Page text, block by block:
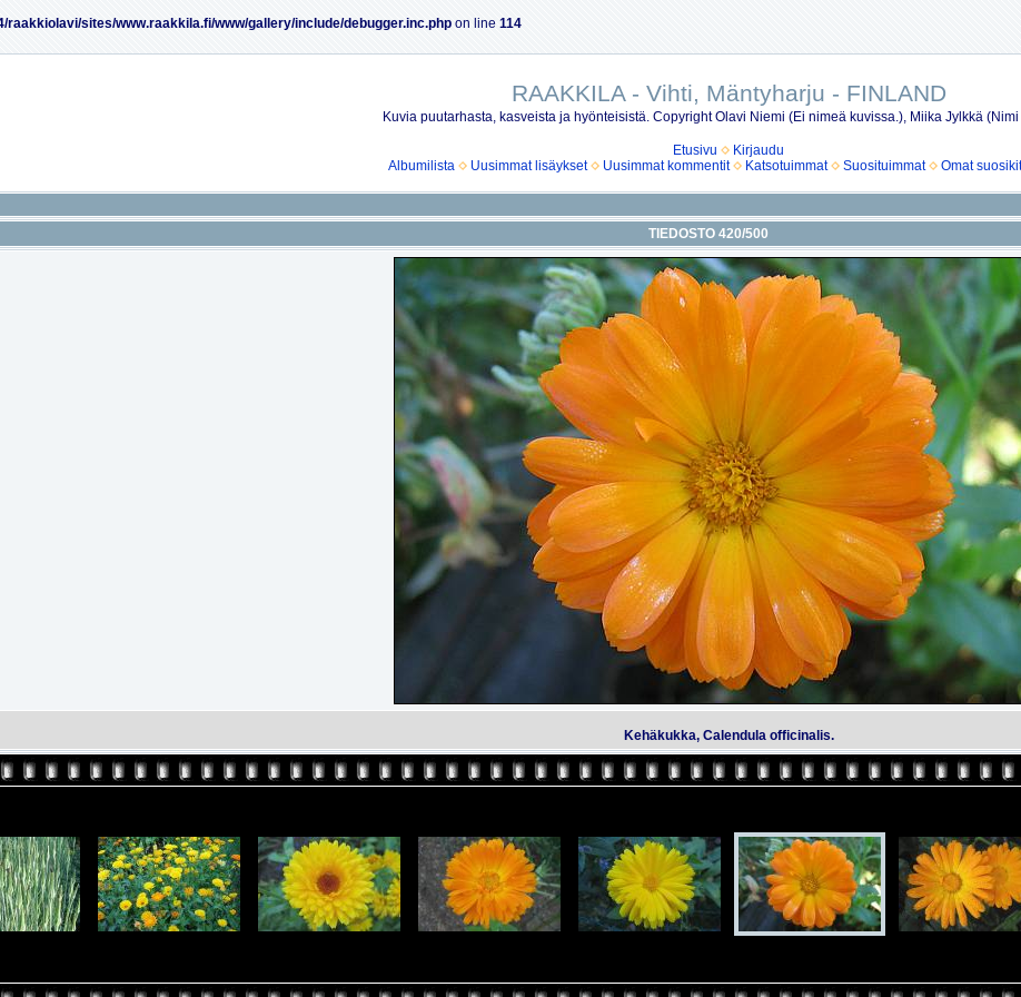
raakkiolavi/sites/www.raakkila.fi/www/gallery/include/debugger.inc.php on line 114
RAAKKILA - Vihti, Mäntyharju - FINLAND
Kuvia puutarhasta, kasveista ja hyönteisistä. Copyright Olavi Niemi (Ei nimeä kuvissa.), Miika Jylkkä
Etusivu
Kirjaudu
Albumilista
Uusimmat lisäykset Uusimmat kommentit Katsotuimmat Suosituimmat Omat suosikit
TIEDOSTO 420/500
Kehäkukka, Calendula officinalis.